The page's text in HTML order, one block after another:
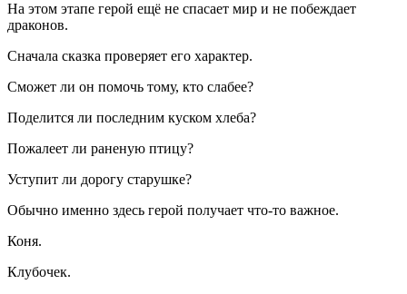
На этом этапе герой ещё не спасает мир и не побеждает
драконов.
Сначала сказка проверяет его характер.
Сможет ли он помочь тому, кто слабее?
Поделится ли последним куском хлеба?
Пожалеет ли раненую птицу?
Уступит ли дорогу старушке?
Обычно именно здесь герой получает что-то важное.
Коня.
Клубочек.